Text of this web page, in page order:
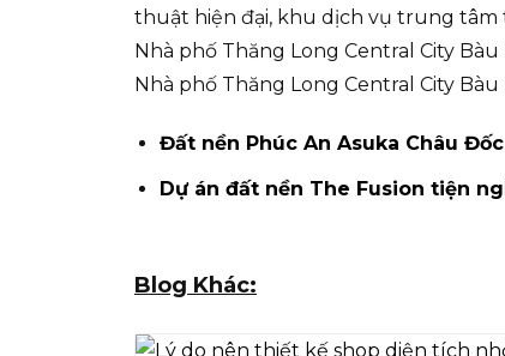
thuật hiện đại, khu dịch vụ trung tâm
Nhà phố Thăng Long Central City
Nhà phố Thăng Long Central City
Đất nền Phúc An Asuka Châu
Dự án đất nền The Fusion tiện
Blog Khác: